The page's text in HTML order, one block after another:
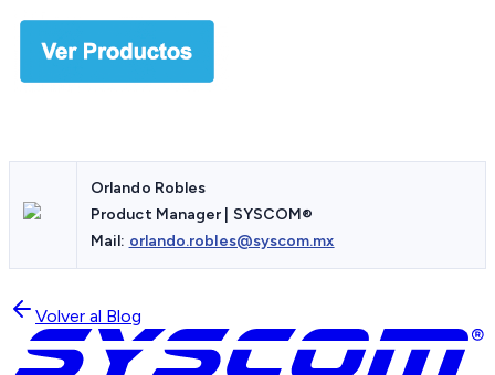
Orlando Robles
Product Manager | SYSCOM®
Mail: orlando.robles@syscom.mx
Volver al Blog